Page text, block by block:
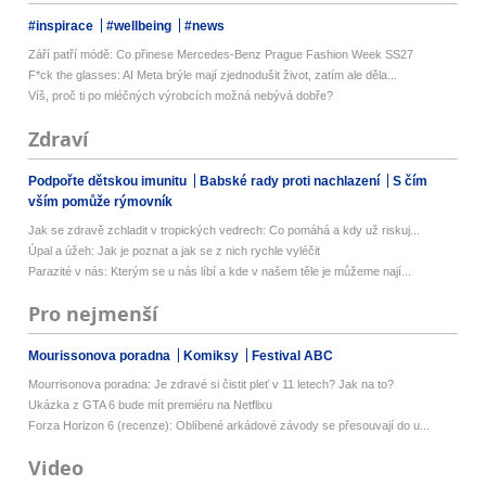
#inspirace #wellbeing #news
Září patří módě: Co přinese Mercedes-Benz Prague Fashion Week SS27
F*ck the glasses: AI Meta brýle mají zjednodušit život, zatím ale děla...
Víš, proč ti po mléčných výrobcích možná nebývá dobře?
Zdraví
Podpořte dětskou imunitu Babské rady proti nachlazení
S čím
vším pomůže rýmovník
Jak se zdravě zchladit v tropických vedrech: Co pomáhá a kdy už riskuj...
Úpal a úžeh: Jak je poznat a jak se z nich rychle vyléčit
Parazité v nás: Kterým se u nás líbí a kde v našem těle je můžeme nají...
Pro nejmenší
Mourissonova poradna Komiksy Festival ABC
Mourrisonova poradna: Je zdravé si čistit pleť v 11 letech? Jak na to?
Ukázka z GTA 6 bude mít premiéru na Netflixu
Forza Horizon 6 (recenze): Oblíbené arkádové závody se přesouvají do u...
Video